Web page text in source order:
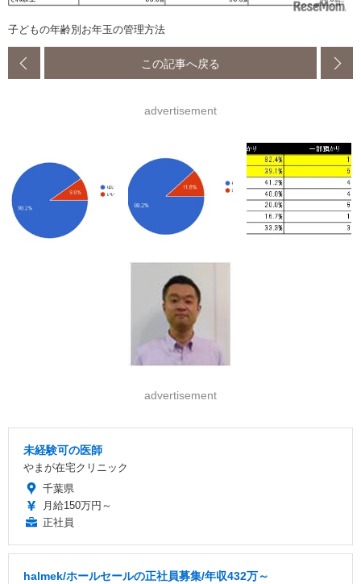
子どもの年齢別お年玉の管理方法
この記事へ戻る
advertisement
advertisement
未経験可の医師
やまが在宅クリニック
千葉県
月給150万円～
正社員
halmek/ホールセールの正社員募集/年収432万～